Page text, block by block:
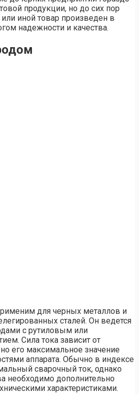
продукции, но до сих пор
или иной товар произведен в
надежности и качества.
для черных металлов и
сталей. Он ведется
с рутиловым или
Сила тока зависит от
его максимальное значение
аппарата. Обычно в индексе
сварочный ток, однако
необходимо дополнительно
характеристиками.